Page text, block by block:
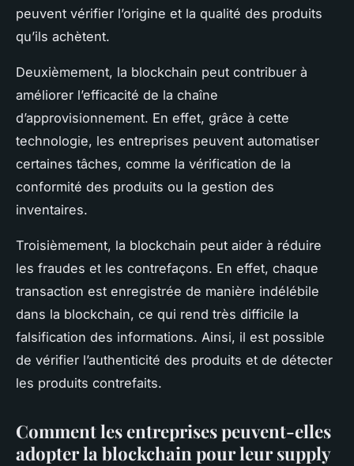
peuvent vérifier l’origine et la qualité des produits
qu’ils achètent.
Deuxièmement, la blockchain peut contribuer à
améliorer l’efficacité de la chaîne
d’approvisionnement. En effet, grâce à cette
technologie, les entreprises peuvent automatiser
certaines tâches, comme la vérification de la
conformité des produits ou la gestion des
inventaires.
Troisièmement, la blockchain peut aider à réduire
les fraudes et les contrefaçons. En effet, chaque
transaction est enregistrée de manière indélébile
dans la blockchain, ce qui rend très difficile la
falsification des informations. Ainsi, il est possible
de vérifier l’authenticité des produits et de détecter
les produits contrefaits.
Comment les entreprises peuvent-elles
adopter la blockchain pour leur supply